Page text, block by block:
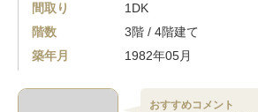
間取り
1DK
階数
3階 / 4階建て
築年月
1982年05月
おすすめコメント